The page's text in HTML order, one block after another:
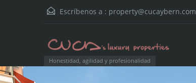
Escríbenos a : property@cucaybern.com
Honestidad, agilidad y profesionalidad